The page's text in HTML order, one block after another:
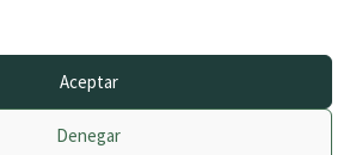
Aceptar
Denegar· Todos los derechos reservados